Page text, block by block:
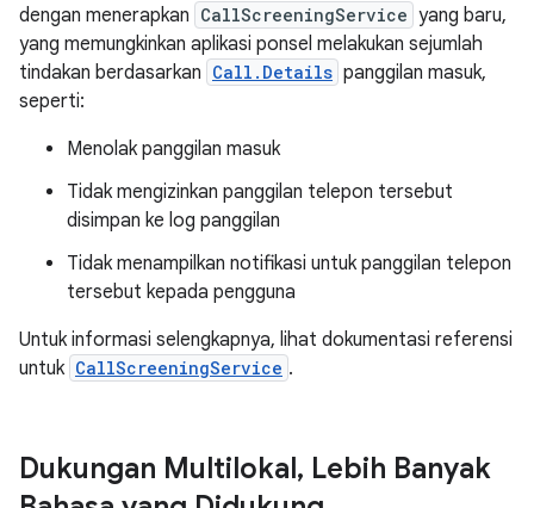
dengan menerapkan CallScreeningService yang baru,
yang memungkinkan aplikasi ponsel melakukan sejumlah
tindakan berdasarkan Call.Details panggilan masuk,
seperti:
Menolak panggilan masuk
Tidak mengizinkan panggilan telepon tersebut
disimpan ke log panggilan
Tidak menampilkan notifikasi untuk panggilan telepon
tersebut kepada pengguna
Untuk informasi selengkapnya, lihat dokumentasi referensi
untuk CallScreeningService .
Dukungan Multilokal, Lebih Banyak